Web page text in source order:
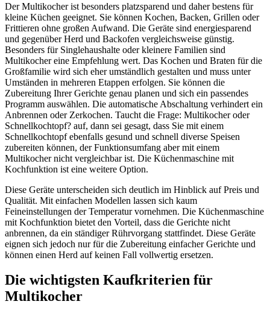
Der Multikocher ist besonders platzsparend und daher bestens für
kleine Küchen geeignet. Sie können Kochen, Backen, Grillen oder
Frittieren ohne großen Aufwand. Die Geräte sind energiesparend
und gegenüber Herd und Backofen vergleichsweise günstig.
Besonders für Singlehaushalte oder kleinere Familien sind
Multikocher eine Empfehlung wert. Das Kochen und Braten für die
Großfamilie wird sich eher umständlich gestalten und muss unter
Umständen in mehreren Etappen erfolgen. Sie können die
Zubereitung Ihrer Gerichte genau planen und sich ein passendes
Programm auswählen. Die automatische Abschaltung verhindert ein
Anbrennen oder Zerkochen. Taucht die Frage: Multikocher oder
Schnellkochtopf? auf, dann sei gesagt, dass Sie mit einem
Schnellkochtopf ebenfalls gesund und schnell diverse Speisen
zubereiten können, der Funktionsumfang aber mit einem
Multikocher nicht vergleichbar ist. Die Küchenmaschine mit
Kochfunktion ist eine weitere Option.
Diese Geräte unterscheiden sich deutlich im Hinblick auf Preis und
Qualität. Mit einfachen Modellen lassen sich kaum
Feineinstellungen der Temperatur vornehmen. Die Küchenmaschine
mit Kochfunktion bietet den Vorteil, dass die Gerichte nicht
anbrennen, da ein ständiger Rührvorgang stattfindet. Diese Geräte
eignen sich jedoch nur für die Zubereitung einfacher Gerichte und
können einen Herd auf keinen Fall vollwertig ersetzen.
Die wichtigsten Kaufkriterien für
Multikocher